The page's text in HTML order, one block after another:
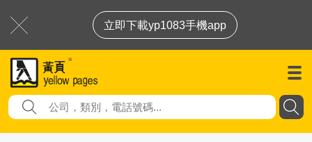
立即下載yp1083手機app